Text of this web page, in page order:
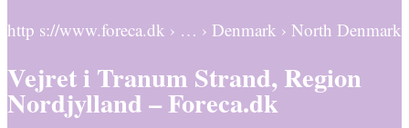
http s://www.foreca.dk › … › Denmark › North Denmark
Vejret i Tranum Strand, Region
Nordjylland – Foreca.dk